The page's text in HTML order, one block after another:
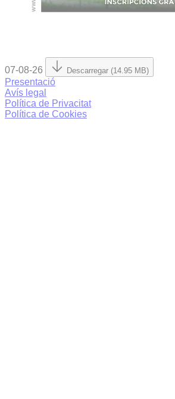
07-08-26 Descarregar (14.95 MB)
Presentació
Avís legal
Política de Privacitat
Política de Cookies